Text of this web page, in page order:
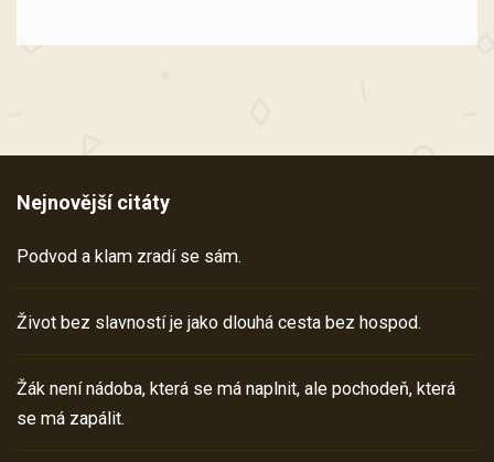
Nejnovější citáty
Podvod a klam zradí se sám.
Život bez slavností je jako dlouhá cesta bez hospod.
Žák není nádoba, která se má naplnit, ale pochodeň, která
se má zapálit.